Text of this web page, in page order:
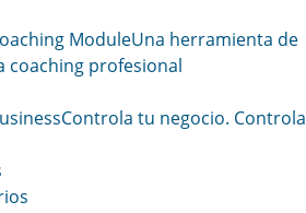
ModuleUna herramienta de
coaching profesional
Controla tu negocio. Controla